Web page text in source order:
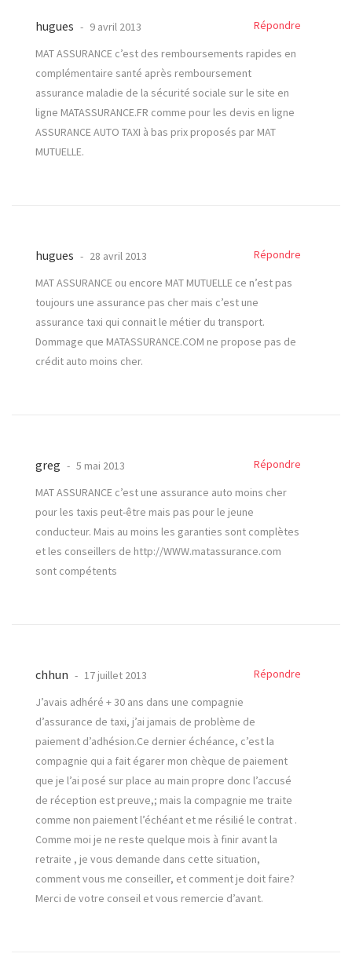
hugues 9 avril 2013
Répondre
MAT ASSURANCE c’est des remboursements rapides en
complémentaire santé après remboursement
assurance maladie de la sécurité sociale sur le site en
ligne MATASSURANCE.FR comme pour les devis en ligne
ASSURANCE AUTO TAXI à bas prix proposés par MAT
MUTUELLE.
hugues 28 avril 2013
Répondre
MAT ASSURANCE ou encore MAT MUTUELLE ce n’est pas
toujours une assurance pas cher mais c’est une
assurance taxi qui connait le métier du transport.
Dommage que MATASSURANCE.COM ne propose pas de
crédit auto moins cher.
greg 5 mai 2013
Répondre
MAT ASSURANCE c’est une assurance auto moins cher
pour les taxis peut-être mais pas pour le jeune
conducteur. Mais au moins les garanties sont complètes
et les conseillers de http://WWW.matassurance.com
sont compétents
chhun 17 juillet 2013
Répondre
J’avais adhéré + 30 ans dans une compagnie
d’assurance de taxi, j’ai jamais de problème de
paiement d’adhésion.Ce dernier échéance, c’est la
compagnie qui a fait égarer mon chèque de paiement
que je l’ai posé sur place au main propre donc l’accusé
de réception est preuve,; mais la compagnie me traite
comme non paiement l’échéant et me résilié le contrat .
Comme moi je ne reste quelque mois à finir avant la
retraite , je vous demande dans cette situation,
comment vous me conseiller, et comment je doit faire?
Merci de votre conseil et vous remercie d’avant.